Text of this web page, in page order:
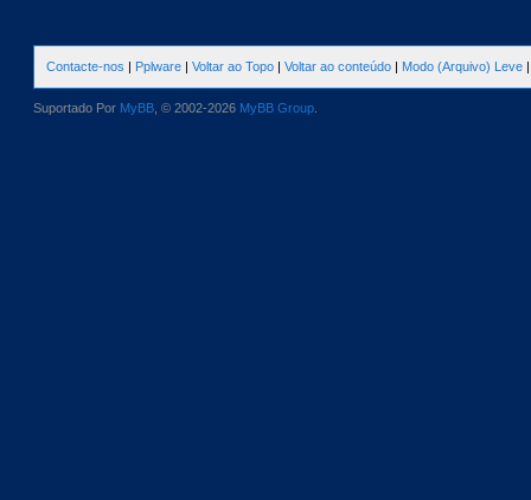
Contacte-nos | Pplware | Voltar ao Topo | Voltar ao conteúdo | Modo (Arquivo) Leve
Suportado Por MyBB , © 2002-2026 MyBB Group